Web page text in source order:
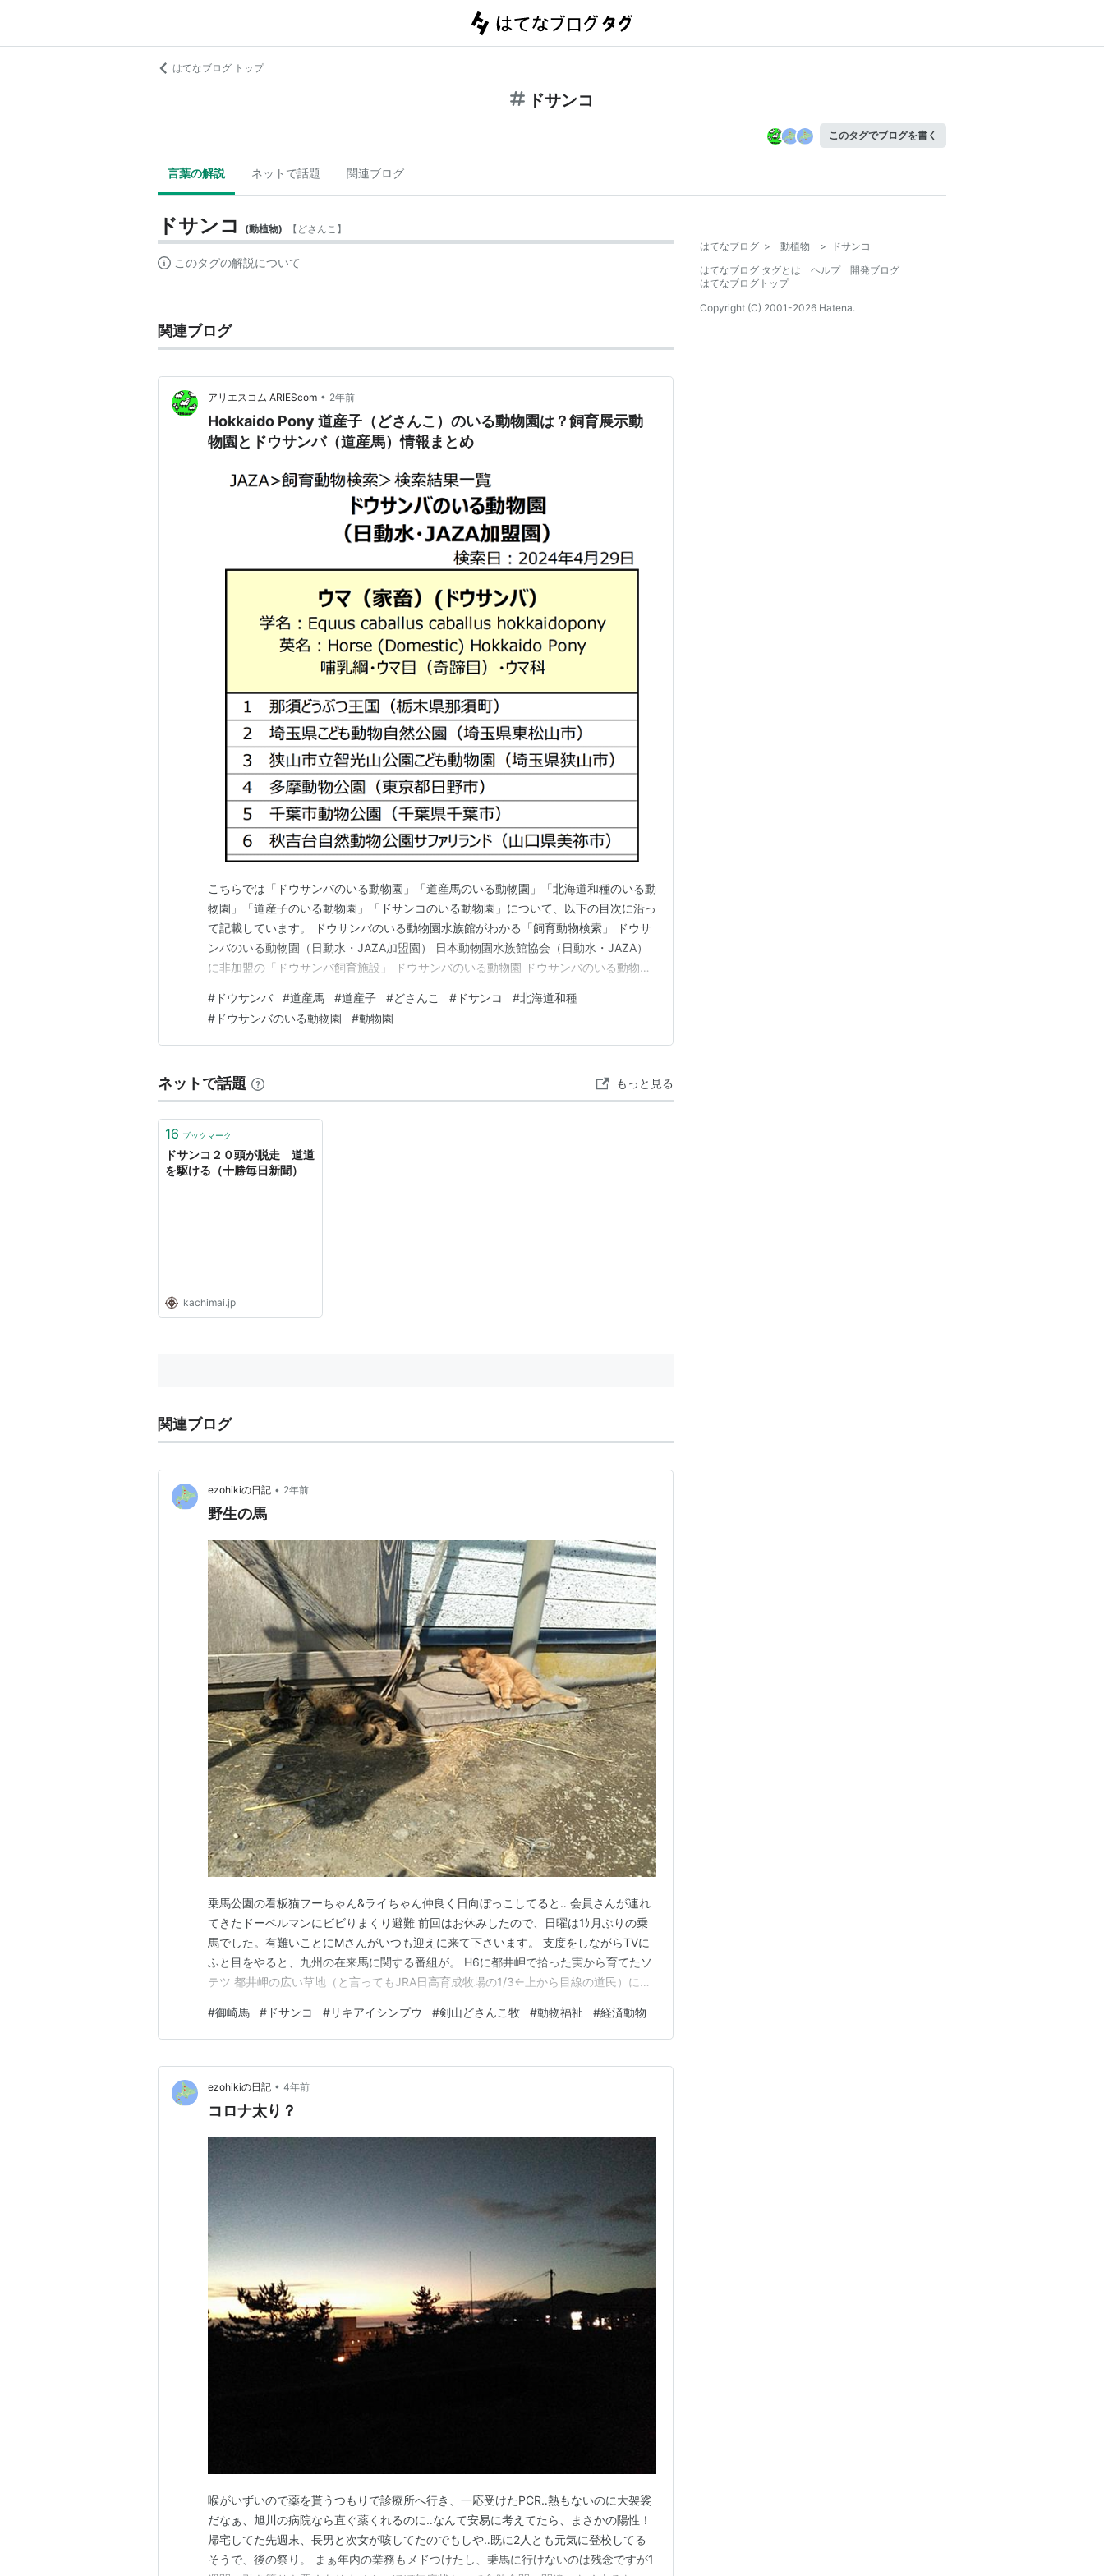
はてなブログ トップ
ドサンコ
このタグでブログを書く
言葉の解説 ネットで話題 関連ブログ
ドサンコ (動植物) 【 どさんこ 】
このタグの解説について
関連ブログ
アリエスコム ARIEScom • 2年前
Hokkaido Pony 道産子（どさんこ）のいる動物園は？飼育展示動
物園とドウサンバ（道産馬）情報まとめ
こちらでは「ドウサンバのいる動物園」「道産馬のいる動物園」「北海道和種のいる動
物園」「道産子のいる動物園」「ドサンコのいる動物園」について、以下の目次に沿っ
て記載しています。 ドウサンバのいる動物園水族館がわかる「飼育動物検索」 ドウサ
ンバのいる動物園（日動水・JAZA加盟園） 日本動物園水族館協会（日動水・JAZA）
に非加盟の「ドウサンバ飼育施設」 ドウサンバのいる動物園 ドウサンバのいる動物園
公園、狭山市立智光山公園こども動物園、多摩動物公園、千葉市動物公園、日本の馬
御猟野乃杜牧場、ワールド牧場、渋川動物公園、…
# ドウサンバ #道産馬 #道産子 #どさんこ # ドサンコ #北海道和種
# ドウサンバのいる動物園 #動物園
ネットで話題 もっと見る
16 ブックマーク
ドサンコ２０頭が脱走 道道
を駆ける（十勝毎日新聞）
kachimai.jp
関連ブログ
ezohikiの日記 • 2年前
野生の馬
乗馬公園の看板猫フーちゃん&ライちゃん仲良く日向ぼっこしてると‥ 会員さんが連れ
てきたドーベルマンにビビりまくり避難 前回はお休みしたので、日曜は1ｹ月ぶりの乗
馬でした。有難いことにMさんがいつも迎えに来て下さいます。 支度をしながらTVに
ふと目をやると、九州の在来馬に関する番組が。 H6に都井岬で拾った実から育てたソ
テツ 都井岬の広い草地（と言ってもJRA日高育成牧場の1/3←上から目線の道民）に放
ありませんが、古くから定着してた馬は在来馬と呼ばれています。 野生とはいえ、あ
る程度は管理されてると思いきや‥繁殖も採…
#御崎馬 # ドサンコ #リキアイシンプウ #剣山どさんこ牧 #動物福祉 #経済動物
ezohikiの日記 • 4年前
コロナ太り？
喉がいずいので薬を貰うつもりで診療所へ行き、一応受けたPCR‥熱もないのに大袈裟
だなぁ、旭川の病院なら直ぐ薬くれるのに‥なんて安易に考えてたら、まさかの陽性！
帰宅してた先週末、長男と次女が咳してたのでもしや‥既に2人とも元気に登校してる
そうで、後の祭り。 まぁ年内の業務もメドつけたし、乗馬に行けないのは残念ですが1
はてなブログ > 動植物 >
ドサンコ
はてなブログ タグとは
ヘルプ
開発ブログ
はてなブログトップ
Copyright (C) 2001-2026 Hatena.